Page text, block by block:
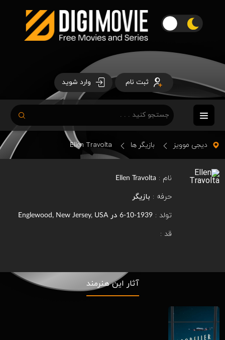
ثبت نام وارد شوید
دیجی موویز بازیگر ها Ellen Travolta
نام : Ellen Travolta
حرفه : بازیگر
تولد : 1939-10-6 درEnglewood, New Jersey, USA
قد :
آثار این هنرمند